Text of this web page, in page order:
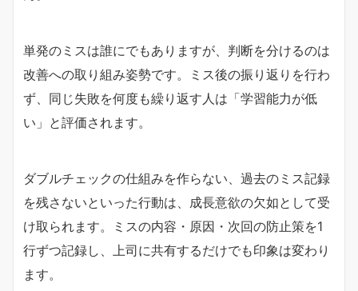
単発のミスは誰にでもありますが、判断を分けるのは
改善への取り組み姿勢です。ミス後の振り返りを行わ
ず、同じ失敗を何度も繰り返す人は「学習能力が低
い」と評価されます。
ダブルチェックの仕組みを作らない、過去のミス記録
を残さないといった行動は、成長意欲の欠如として受
け取られます。ミスの内容・原因・次回の防止策を1
行ずつ記録し、上司に共有するだけでも印象は変わり
ます。